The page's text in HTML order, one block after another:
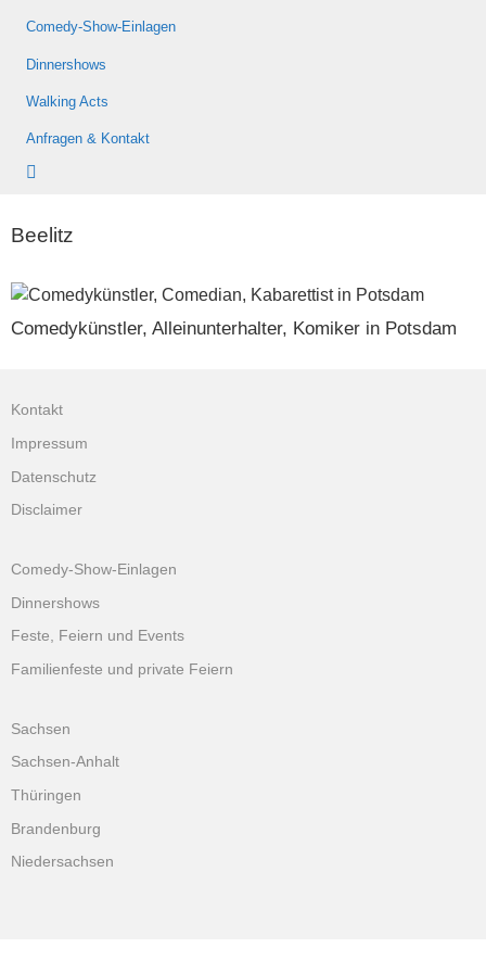
Comedy-Show-Einlagen
Dinnershows
Walking Acts
Anfragen & Kontakt
Beelitz
Comedykünstler, Alleinunterhalter, Komiker in Potsdam
Kontakt
Impressum
Datenschutz
Disclaimer
Comedy-Show-Einlagen
Dinnershows
Feste, Feiern und Events
Familienfeste und private Feiern
Sachsen
Sachsen-Anhalt
Thüringen
Brandenburg
Niedersachsen